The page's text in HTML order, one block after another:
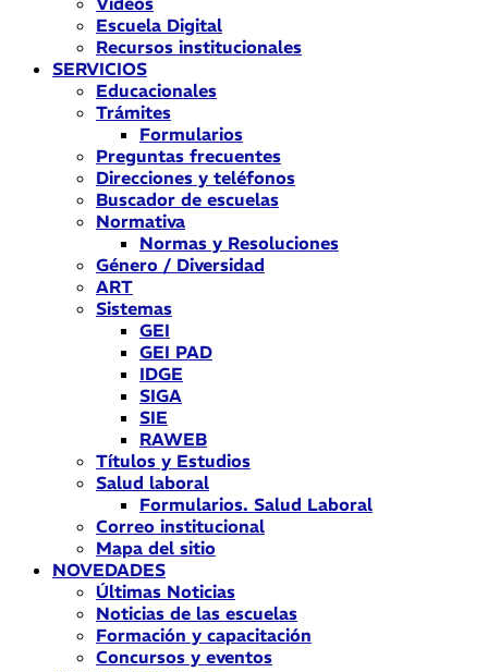
Escuela Digital
Recursos institucionales
SERVICIOS
Educacionales
Trámites
Formularios
Preguntas frecuentes
Direcciones y teléfonos
Buscador de escuelas
Normativa
Normas y Resoluciones
Género / Diversidad
ART
Sistemas
GEI
GEI PAD
IDGE
SIGA
SIE
RAWEB
Títulos y Estudios
Salud laboral
Formularios. Salud Laboral
Correo institucional
Mapa del sitio
NOVEDADES
Últimas Noticias
Noticias de las escuelas
Formación y capacitación
Concursos y eventos